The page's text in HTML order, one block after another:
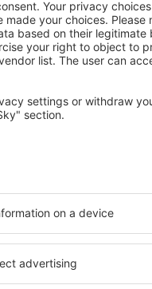
07 August 2026, 2
Mehr Hotels ansehen in